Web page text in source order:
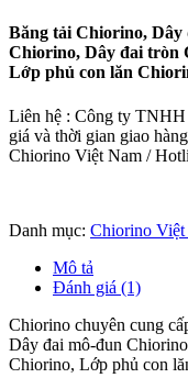
Băng tải Chiorino,
Chiorino, Dây đai tròn
Lớp phủ con lăn
Liên hệ : Công ty
giá và thời gian giao
Chiorino Việt Nam /
Danh mục: Chiorino Việt
Mô tả
Đánh giá (1)
Chiorino chuyên cung
Dây đai mô-đun
Chiorino, Lớp phủ con